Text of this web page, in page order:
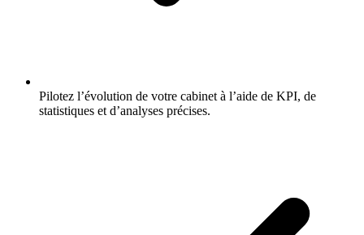
Pilotez l’évolution de votre cabinet à l’aide de KPI, de
statistiques et d’analyses précises.